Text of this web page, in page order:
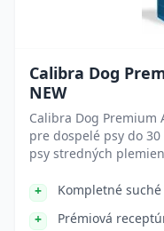
Calibra Dog
NEW
Calibra Dog
pre dospelé psy do
psy stredných
Kompletné
Prémiová